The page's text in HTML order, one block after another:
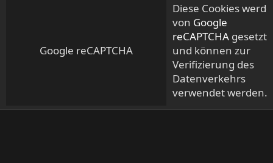
Google reCAPTCHA
Diese Cookies
von Google
reCAPTCHA gesetzt
und können zur
Verifizierung des
Datenverkehrs
verwendet werden.